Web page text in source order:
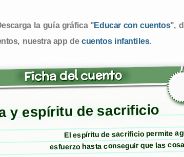
la guía gráfica "Educar con cuentos",
nuestra app decuentos infantiles.
Ficha del cuento
y espíritu de sacrificio
El espíritu de sacrificio permite
esfuerzo hasta conseguir que las